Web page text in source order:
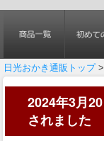
日光おかき通販トップ>